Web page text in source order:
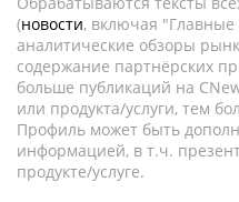
(новости, включая "Главные
аналитические обзоры
содержание партнёрских
больше публикаций на
или продукта/услуги, тем
Профиль может быть
информацией, в т.ч.
продукте/услуге.